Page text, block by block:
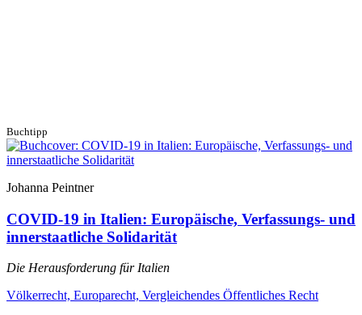
Buchtipp
Johanna Peintner
COVID-19 in Italien: Europäische, Verfassungs- und
innerstaatliche Solidarität
Die Herausforderung für Italien
Völkerrecht, Europarecht, Vergleichendes Öffentliches Recht